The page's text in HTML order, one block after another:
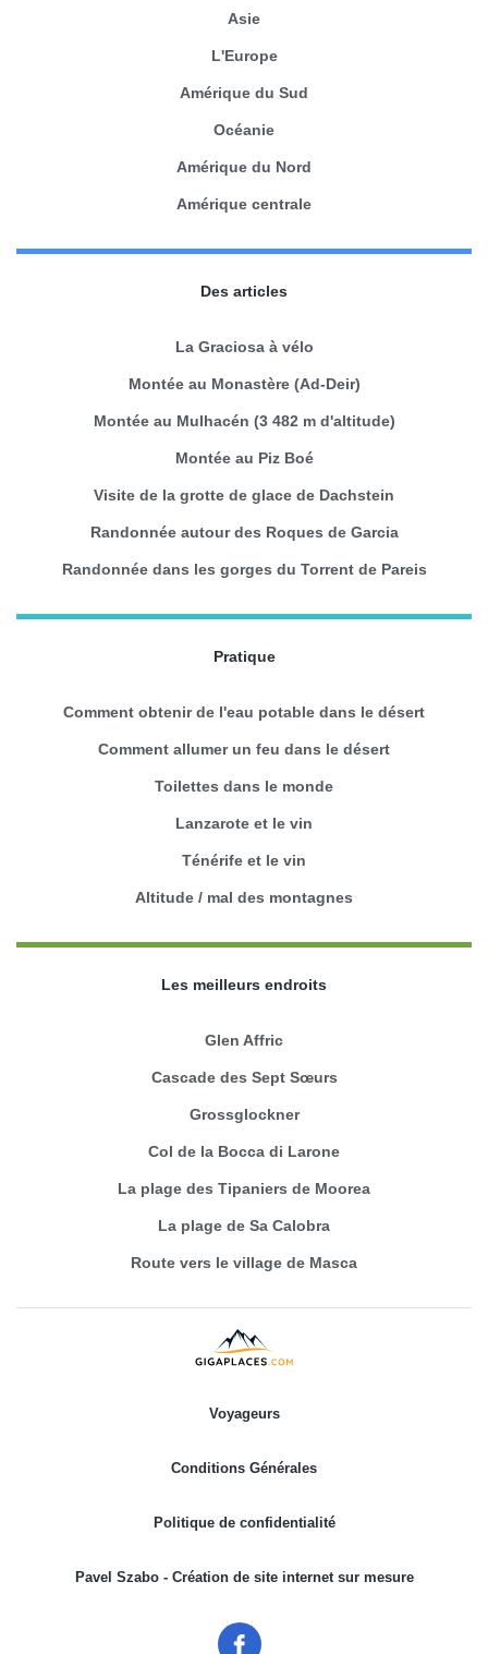
Asie
L'Europe
Amérique du Sud
Océanie
Amérique du Nord
Amérique centrale
Des articles
La Graciosa à vélo
Montée au Monastère (Ad-Deir)
Montée au Mulhacén (3 482 m d'altitude)
Montée au Piz Boé
Visite de la grotte de glace de Dachstein
Randonnée autour des Roques de Garcia
Randonnée dans les gorges du Torrent de Pareis
Pratique
Comment obtenir de l'eau potable dans le désert
Comment allumer un feu dans le désert
Toilettes dans le monde
Lanzarote et le vin
Ténérife et le vin
Altitude / mal des montagnes
Les meilleurs endroits
Glen Affric
Cascade des Sept Sœurs
Grossglockner
Col de la Bocca di Larone
La plage des Tipaniers de Moorea
La plage de Sa Calobra
Route vers le village de Masca
Voyageurs
Conditions Générales
Politique de confidentialité
Pavel Szabo - Création de site internet sur mesure